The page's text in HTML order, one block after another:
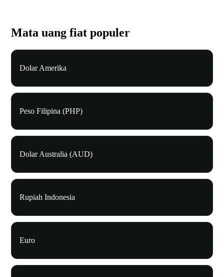
Mata uang fiat populer
Dolar Amerika
Peso Filipina (PHP)
Dolar Australia (AUD)
Rupiah Indonesia
Euro